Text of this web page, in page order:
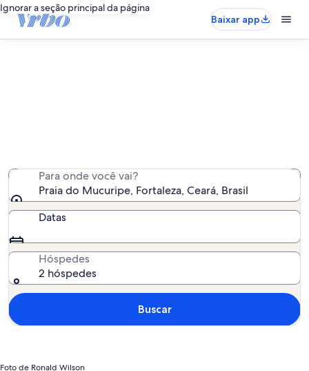
Ignorar a seção principal da página
Baixar app
Foto de Ronald Wilson
Para onde você vai?
Praia do Mucuripe, Fortaleza, Ceará, Brasil
Datas
Hóspedes
2 hóspedes
Buscar